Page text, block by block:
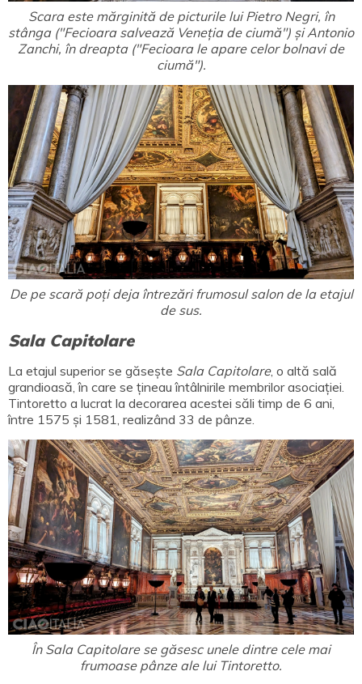
Scara este mărginită de picturile lui Pietro Negri, în
stânga ("Fecioara salvează Veneția de ciumă") și Antonio
Zanchi, în dreapta ("Fecioara le apare celor bolnavi de
ciumă").
De pe scară poți deja întrezări frumosul salon de la etajul
de sus.
Sala Capitolare
La etajul superior se găsește Sala Capitolare, o altă sală
grandioasă, în care se țineau întâlnirile membrilor asociației.
Tintoretto a lucrat la decorarea acestei săli timp de 6 ani,
între 1575 și 1581, realizând 33 de pânze.
În Sala Capitolare se găsesc unele dintre cele mai
frumoase pânze ale lui Tintoretto.